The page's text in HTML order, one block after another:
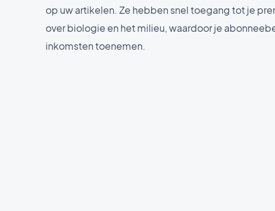
op uw artikelen. Ze hebben snel toegang tot je
over biologie en het milieu, waardoor je
inkomsten toenemen.